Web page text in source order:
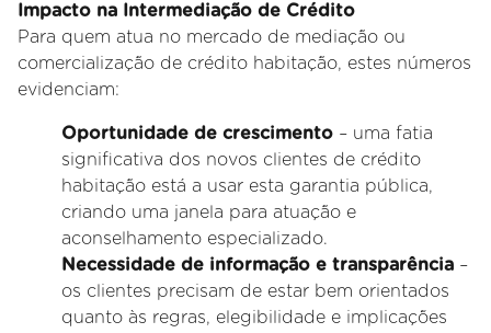
Impacto na Intermediação de Crédito
Para quem atua no mercado de mediação ou
comercialização de crédito habitação, estes números
evidenciam:
Oportunidade de crescimento – uma fatia
significativa dos novos clientes de crédito
habitação está a usar esta garantia pública,
criando uma janela para atuação e
aconselhamento especializado.
Necessidade de informação e transparência –
os clientes precisam de estar bem orientados
quanto às regras, elegibilidade e implicações